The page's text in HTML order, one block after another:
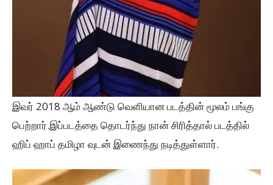
இவர் 2018 ஆம் ஆண்டு வெளியான படத்தின் மூலம் பங்கு
பெற்றார்.இப்படத்தை தொடர்ந்து நான் சிரித்தால் படத்தில்
ஹிப் ஹாப் தமிழா வுடன் இணைந்து நடித்துள்ளார்.